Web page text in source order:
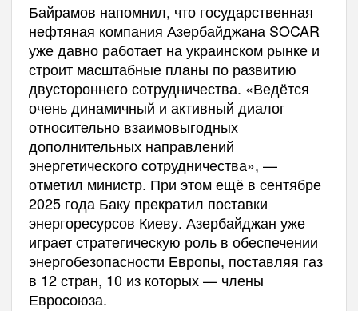
Байрамов напомнил, что государственная
нефтяная компания Азербайджана SOCAR
уже давно работает на украинском рынке и
строит масштабные планы по развитию
двустороннего сотрудничества. «Ведётся
очень динамичный и активный диалог
относительно взаимовыгодных
дополнительных направлений
энергетического сотрудничества», —
отметил министр. При этом ещё в сентябре
2025 года Баку прекратил поставки
энергоресурсов Киеву. Азербайджан уже
играет стратегическую роль в обеспечении
энергобезопасности Европы, поставляя газ
в 12 стран, 10 из которых — члены
Евросоюза.